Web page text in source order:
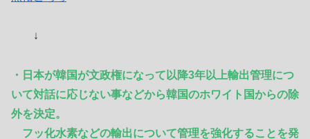
↓
・日本が韓国が文政権になって以降3年以上輸出管理につ
いて対話に応じない事などから韓国のホワイト国からの除
外を決定。
フッ化水素などの輸出について管理を強化することを発